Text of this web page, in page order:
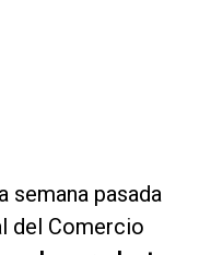
semana pasada
del Comercio